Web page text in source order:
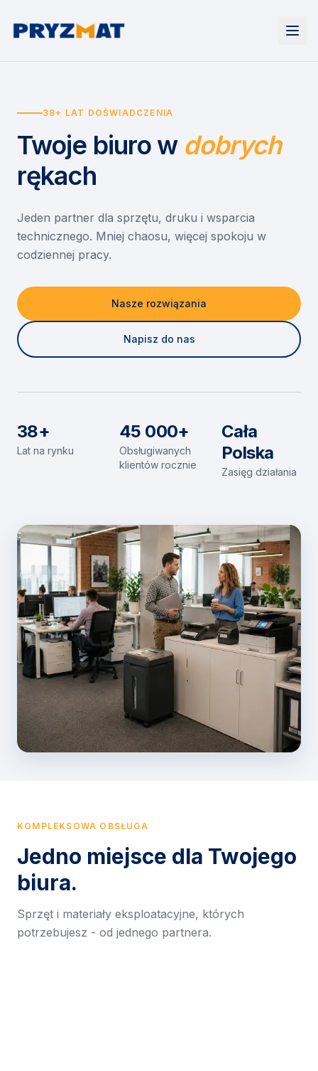
Urządzenia
Drukarki i urządzenia wielofunkcyjne
Etykiety i identyfikacja
Skanery i obieg dokumentów
Monitory interaktywne
Niszczarki dokumentów
Wynajem drukarek
Wynajem urządzeń biurowych
Asystent druku
EZD RP
Misja szkoła
Serwis
O nas
Kontakt
38+ LAT DOŚWIADCZENIA
Twoje biuro w dobrych
rękach
Jeden partner dla sprzętu, druku i wsparcia
technicznego. Mniej chaosu, więcej spokoju w
codziennej pracy.
Nasze rozwiązania
Napisz do nas
38+
Lat na rynku
45 000+
Obsługiwanych
klientów rocznie
Cała
Polska
Zasięg działania
KOMPLEKSOWA OBSŁUGA
Jedno miejsce dla Twojego
biura.
Sprzęt i materiały eksploatacyjne, których
potrzebujesz - od jednego partnera.